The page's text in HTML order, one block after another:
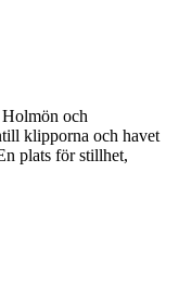
och
klipporna och havet
plats för stillhet,